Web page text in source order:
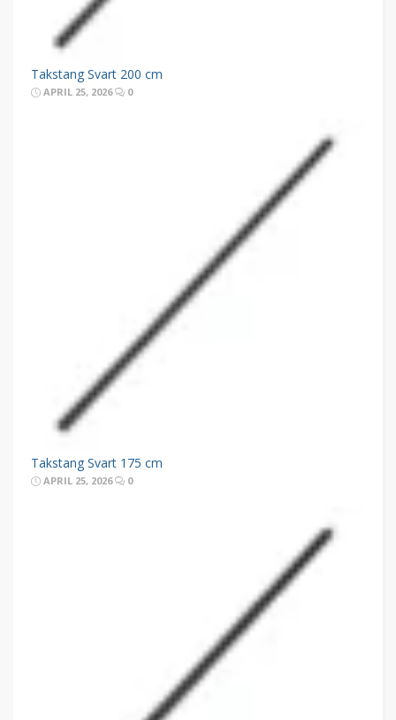
Takstang Svart 200 cm
APRIL 25, 2026 0
Takstang Svart 175 cm
APRIL 25, 2026 0